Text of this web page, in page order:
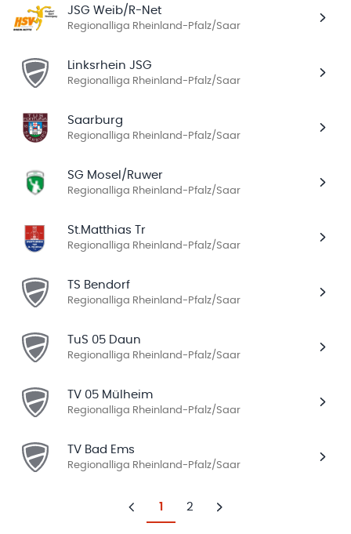
JSG Weib/R-Net
Regionalliga Rheinland-Pfalz/Saar
Linksrhein JSG
Regionalliga Rheinland-Pfalz/Saar
Saarburg
Regionalliga Rheinland-Pfalz/Saar
SG Mosel/Ruwer
Regionalliga Rheinland-Pfalz/Saar
St.Matthias Tr
Regionalliga Rheinland-Pfalz/Saar
TS Bendorf
Regionalliga Rheinland-Pfalz/Saar
TuS 05 Daun
Regionalliga Rheinland-Pfalz/Saar
TV 05 Mülheim
Regionalliga Rheinland-Pfalz/Saar
TV Bad Ems
Regionalliga Rheinland-Pfalz/Saar
Zurück
1 2
Weiter